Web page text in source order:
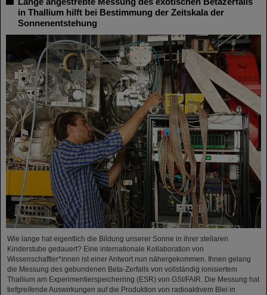
in Thallium hilft bei Bestimmung der Zeitskala der
Sonnenentstehung
Wie lange hat eigentlich die Bildung unserer Sonne in ihrer stellaren
Kinderstube gedauert? Eine internationale Kollaboration von
Wissenschaftler*innen ist einer Antwort nun nähergekommen. Ihnen gelang
die Messung des gebundenen Beta-Zerfalls von vollständig ionisiertem
Thallium am Experimentierspeicherring (ESR) von GSI/FAIR. Die Messung hat
tiefgreifende Auswirkungen auf die Produktion von radioaktivem Blei in